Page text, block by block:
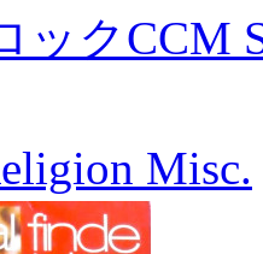
ックCCM
Misc.